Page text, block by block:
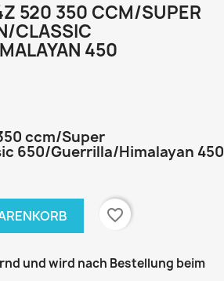
520 350 CCM/SUPER
CLASSIC
450
ccm/Super
650/Guerrilla/Himalayan 450
favorite_border
und wird nach Bestellung beim